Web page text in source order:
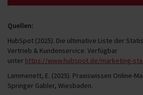
Quellen:
HubSpot (2025). Die ultimative Liste der
Vertrieb & Kundenservice. Verfügbar
unter https://www.hubspot.de/marketing-
Lammenett, E. (2025). Praxiswissen Online-
Springer Gabler, Wiesbaden.